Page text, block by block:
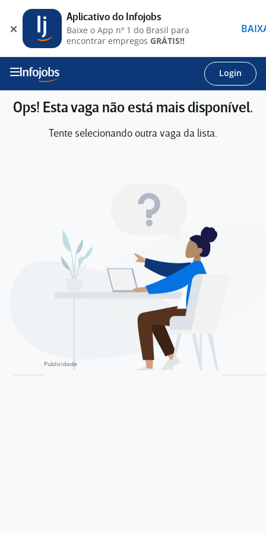
Login
Ops! Esta vaga não está mais disponível.
Tente selecionando outra vaga da lista.
Aplicativo do Infojobs
Baixe o App nº 1 do Brasil para
encontrar empregos GRÁTIS!!